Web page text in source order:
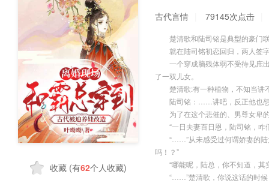
收藏 (有62个人收藏)
古代言情 79145次点击
楚清歌和陆司铭是典型的豪门
就在陆司铭初恋回归，两人签
一个穿成脑残体弱不受待见庶出
了一双儿女。
楚清歌:有一种植物，不知当讲
陆司铭：……讲吧，反正他也
为了在这个悲催的、男尊女卑
“一日夫妻百日恩，陆司铭，咋
“……”从未感受过何谓娇妻的陆
吗！？”
“哪能呢，陆总，你不知道，其
“……”楚清歌，你说这话的时候